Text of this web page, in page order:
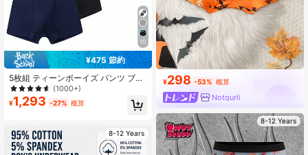
10
¥475 節約
5枚組 ティーンボーイズ パンツ ブリ
ーフ ウエストバンドロゴ入り スポー
ティ
(1000+)
¥1,293 -27% 概算
8-12 Years
¥298 -53% 概算
Notgurli
8-12 Years